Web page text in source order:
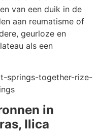
van een duik in de
aan reumatisme of
geurloze en
als een
in
Ilica